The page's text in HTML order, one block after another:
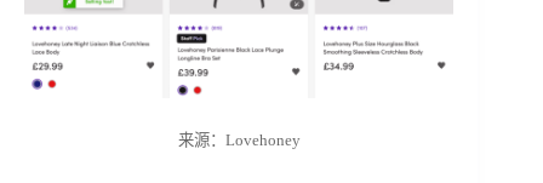
来源：Lovehoney